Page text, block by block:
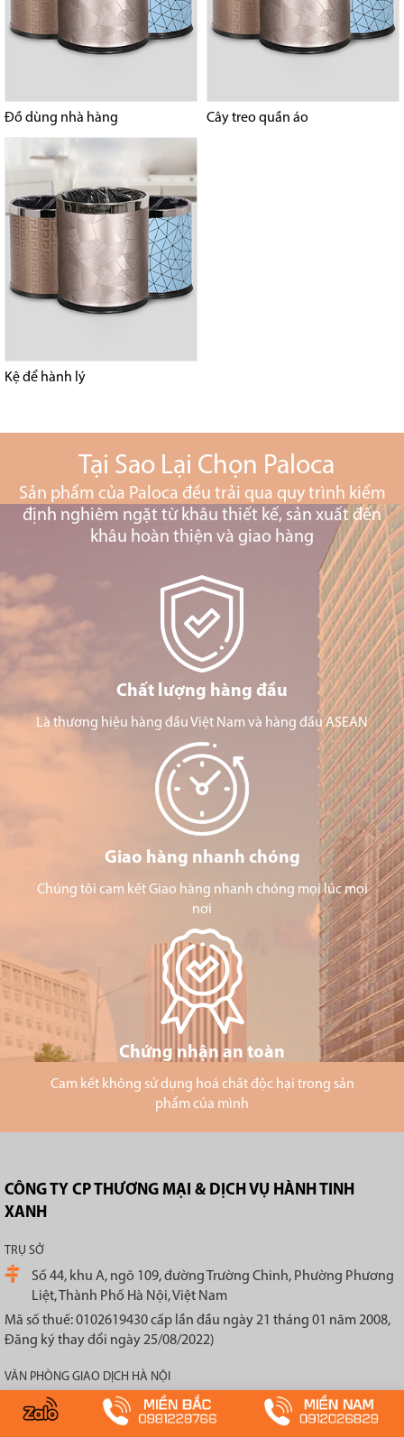
Đồ dùng nhà hàng Cây treo quần áo
Kệ để hành lý
Tại Sao Lại Chọn Paloca
Sản phẩm của Paloca đều trải qua quy trình kiểm
định nghiêm ngặt từ khâu thiết kế, sản xuất đến
khâu hoàn thiện và giao hàng
Chất lượng hàng đầu
Là thương hiệu hàng đầu Việt Nam và hàng đầu ASEAN
Giao hàng nhanh chóng
Chúng tôi cam kết Giao hàng nhanh chóng mọi lúc mọi
nơi
Chứng nhận an toàn
Cam kết không sử dụng hoá chất độc hại trong sản
phẩm của mình
CÔNG TY CP THƯƠNG MẠI & DỊCH VỤ HÀNH TINH
XANH
TRỤ SỞ
Số 44, khu A, ngõ 109, đường Trường Chinh, Phường Phương
Liệt, Thành Phố Hà Nội, Việt Nam
Mã số thuế: 0102619430 cấp lần đầu ngày 21 tháng 01 năm 2008,
Đăng ký thay đổi ngày 25/08/2022)
VĂN PHÒNG GIAO DỊCH HÀ NỘI
Địa chỉ: 524 Minh Khai, Hai Bà Trưng, Hà Nội